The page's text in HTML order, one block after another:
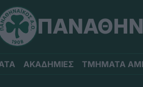
ΑΚΑΔΗΜΙΕΣ ΤΜΗΜΑΤΑ